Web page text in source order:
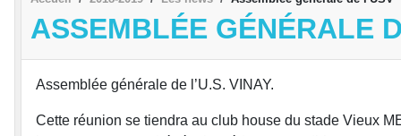
ASSEMBLÉE GÉNÉRALE
Assemblée générale de l’U.S. VINAY.
Cette réunion se tiendra au club house du stade Vieux